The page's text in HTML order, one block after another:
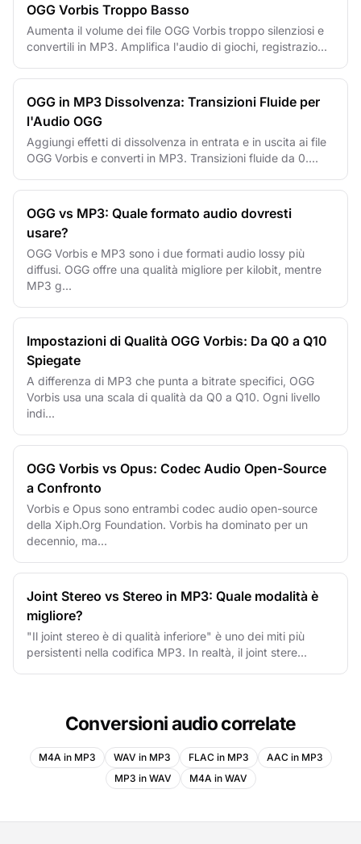
OGG Vorbis Troppo Basso
Aumenta il volume dei file OGG Vorbis troppo silenziosi e
convertili in MP3. Amplifica l'audio di giochi, registrazio...
OGG in MP3 Dissolvenza: Transizioni Fluide per
l'Audio OGG
Aggiungi effetti di dissolvenza in entrata e in uscita ai file
OGG Vorbis e converti in MP3. Transizioni fluide da 0....
OGG vs MP3: Quale formato audio dovresti
usare?
OGG Vorbis e MP3 sono i due formati audio lossy più
diffusi. OGG offre una qualità migliore per kilobit, mentre
MP3 g...
Impostazioni di Qualità OGG Vorbis: Da Q0 a Q10
Spiegate
A differenza di MP3 che punta a bitrate specifici, OGG
Vorbis usa una scala di qualità da Q0 a Q10. Ogni livello
indi...
OGG Vorbis vs Opus: Codec Audio Open-Source
a Confronto
Vorbis e Opus sono entrambi codec audio open-source
della Xiph.Org Foundation. Vorbis ha dominato per un
decennio, ma...
Joint Stereo vs Stereo in MP3: Quale modalità è
migliore?
"Il joint stereo è di qualità inferiore" è uno dei miti più
persistenti nella codifica MP3. In realtà, il joint stere...
Conversioni audio correlate
M4A in MP3 WAV in MP3 FLAC in MP3
AAC in MP3
MP3 in WAV
M4A in WAV